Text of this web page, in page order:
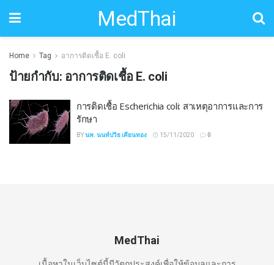
MedThai
Home Tag อาการติดเชื้อ E. coli
ป้ายกำกับ: อาการติดเชื้อ E. coli
การติดเชื้อ Escherichia coli: สาเหตุอาการและการ
รักษา
BYนพ. นนท์ปวิธ เคียนทอง 15/11/2020 0
MedThai